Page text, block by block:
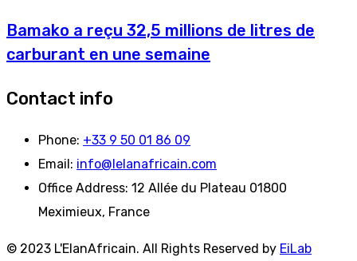
Bamako a reçu 32,5 millions de litres de
carburant en une semaine
Contact info
Phone: +33 9 50 01 86 09
Email: info@lelanafricain.com
Office Address: 12 Allée du Plateau 01800
Meximieux, France
© 2023 L'ElanAfricain. All Rights Reserved by EiLab